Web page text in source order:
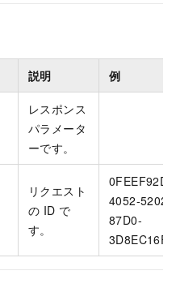
説明 例
レスポンス
パラメータ
ーです。
リクエスト
の ID で
す。
0FEEF92D-
4052-5202-
87D0-